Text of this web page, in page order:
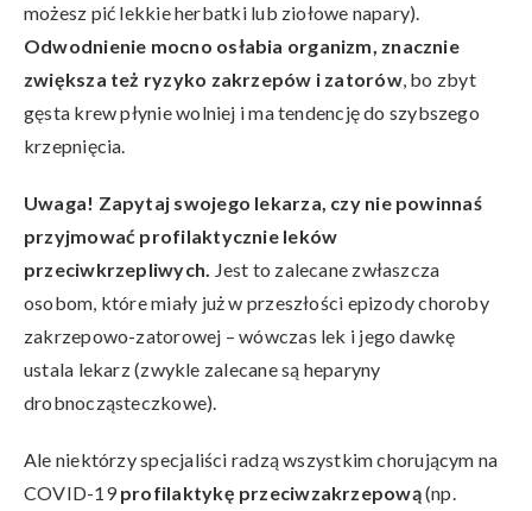
możesz pić lekkie herbatki lub ziołowe napary).
Odwodnienie mocno osłabia organizm, znacznie
zwiększa też ryzyko zakrzepów i zatorów, bo zbyt
gęsta krew płynie wolniej i ma tendencję do szybszego
krzepnięcia.
Uwaga! Zapytaj swojego lekarza, czy nie powinnaś
przyjmować profilaktycznie leków
przeciwkrzepliwych. Jest to zalecane zwłaszcza
osobom, które miały już w przeszłości epizody choroby
zakrzepowo-zatorowej – wówczas lek i jego dawkę
ustala lekarz (zwykle zalecane są heparyny
drobnocząsteczkowe).
Ale niektórzy specjaliści radzą wszystkim chorującym na
COVID-19profilaktykę przeciwzakrzepową(np.